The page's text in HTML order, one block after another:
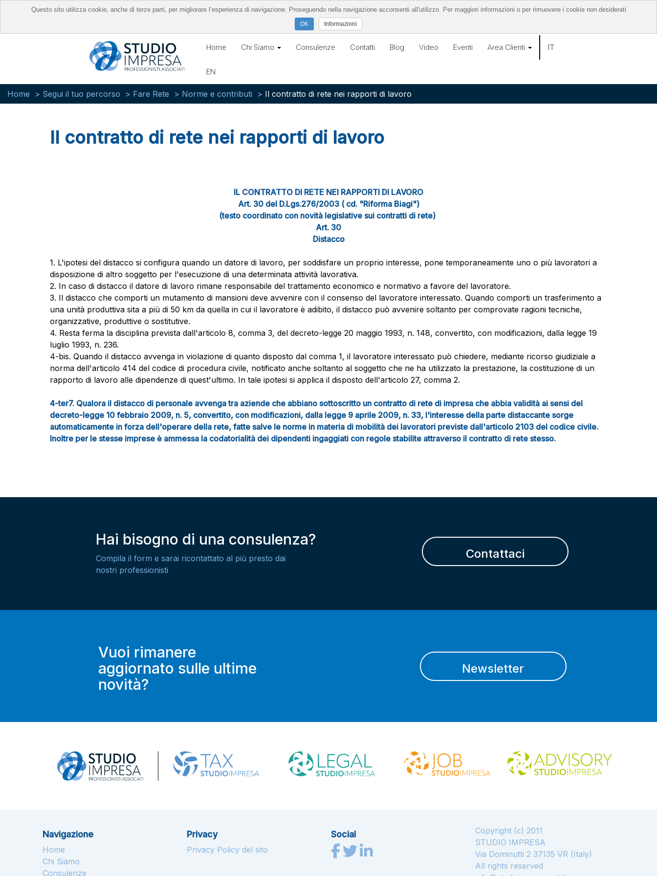
Home Chi Siamo Consulenze Contatti Blog Video Eventi Area Clienti IT
EN
Home Segui il tuo percorso Fare Rete Norme e contributi Il contratto di rete nei rapporti di lavoro
Il contratto di rete nei rapporti di lavoro
IL CONTRATTO DI RETE NEI RAPPORTI DI LAVORO
Art. 30 del D.Lgs.276/2003 ( cd. "Riforma Biagi")
(testo coordinato con novità legislative sui contratti di rete)
Art. 30
Distacco
1. L'ipotesi del distacco si configura quando un datore di lavoro, per soddisfare un proprio interesse, pone temporaneamente uno o più lavoratori a
disposizione di altro soggetto per l'esecuzione di una determinata attività lavorativa.
2. In caso di distacco il datore di lavoro rimane responsabile del trattamento economico e normativo a favore del lavoratore.
3. Il distacco che comporti un mutamento di mansioni deve avvenire con il consenso del lavoratore interessato. Quando comporti un trasferimento a
una unità produttiva sita a più di 50 km da quella in cui il lavoratore è adibito, il distacco può avvenire soltanto per comprovate ragioni tecniche,
organizzative, produttive o sostitutive.
4. Resta ferma la disciplina prevista dall'articolo 8, comma 3, del decreto-legge 20 maggio 1993, n. 148, convertito, con modificazioni, dalla legge 19
luglio 1993, n. 236.
4-bis. Quando il distacco avvenga in violazione di quanto disposto dal comma 1, il lavoratore interessato può chiedere, mediante ricorso giudiziale a
norma dell'articolo 414 del codice di procedura civile, notificato anche soltanto al soggetto che ne ha utilizzato la prestazione, la costituzione di un
rapporto di lavoro alle dipendenze di quest'ultimo. In tale ipotesi si applica il disposto dell'articolo 27, comma 2.
4-ter7. Qualora il distacco di personale avvenga tra aziende che abbiano sottoscritto un contratto di rete di impresa che abbia validità ai sensi del
decreto-legge 10 febbraio 2009, n. 5, convertito, con modificazioni, dalla legge 9 aprile 2009, n. 33, l'interesse della parte distaccante sorge
automaticamente in forza dell'operare della rete, fatte salve le norme in materia di mobilità dei lavoratori previste dall'articolo 2103 del codice civile.
Inoltre per le stesse imprese è ammessa la codatorialità dei dipendenti ingaggiati con regole stabilite attraverso il contratto di rete stesso.
Hai bisogno di una consulenza?
Compila il form e sarai ricontattato al più presto dai
nostri professionisti
Contattaci
Vuoi rimanere
aggiornato sulle ultime
novità?
Newsletter
Navigazione
Home
Chi Siamo
Consulenze
Privacy
Privacy Policy del sito
Social
Copyright (c) 2011
STUDIO IMPRESA
Via Dominutti 2 37135 VR (Italy)
All rights reserved
Questo sito utilizza cookie, anche di terze parti, per migliorare l’esperienza di navigazione. Proseguendo nella navigazione acconsenti all'utilizzo. Per maggiori informazioni o per rimuovere i cookie non desiderati
Informazioni